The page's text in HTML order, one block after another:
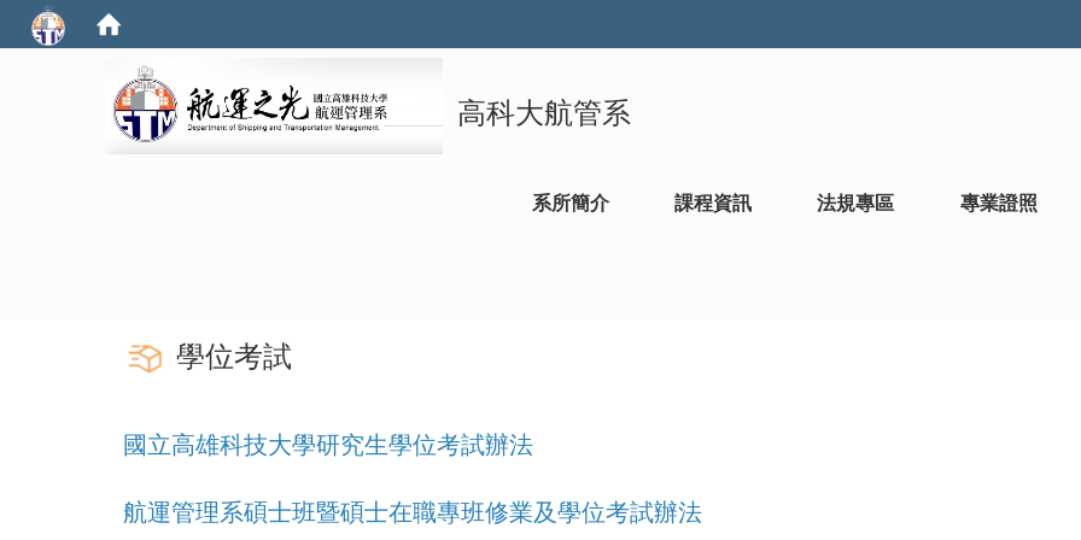
高科大航管系
系所簡介
課程資訊 法規專區 專業證照
學位考試
國立高雄科技大學研究生學位考試辦法
航運管理系碩士班暨碩士在職專班修業及學位考試辦法